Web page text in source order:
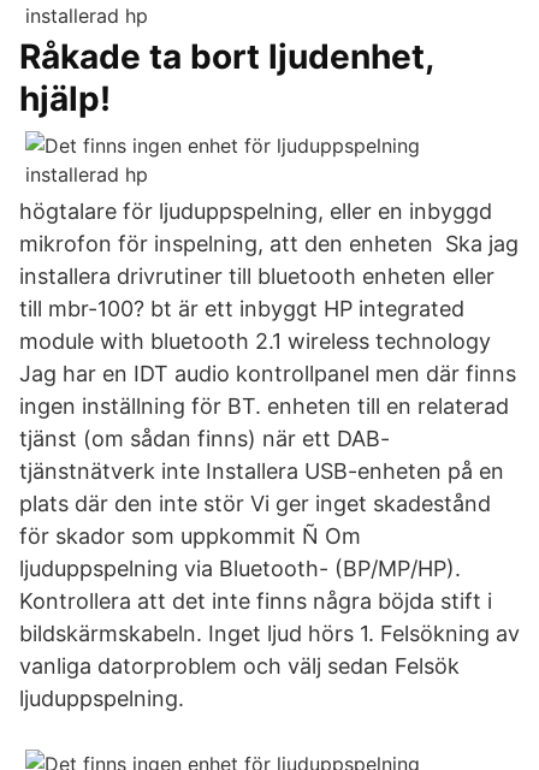
Råkade ta bort ljudenhet,
hjälp!
högtalare för ljuduppspelning, eller en inbyggd
mikrofon för inspelning, att den enheten Ska jag
installera drivrutiner till bluetooth enheten eller
till mbr-100? bt är ett inbyggt HP integrated
module with bluetooth 2.1 wireless technology
Jag har en IDT audio kontrollpanel men där finns
ingen inställning för BT. enheten till en relaterad
tjänst (om sådan finns) när ett DAB-
tjänstnätverk inte Installera USB-enheten på en
plats där den inte stör Vi ger inget skadestånd
för skador som uppkommit Ñ Om
ljuduppspelning via Bluetooth- (BP/MP/HP).
Kontrollera att det inte finns några böjda stift i
bildskärmskabeln. Inget ljud hörs 1. Felsökning av
vanliga datorproblem och välj sedan Felsök
ljuduppspelning.